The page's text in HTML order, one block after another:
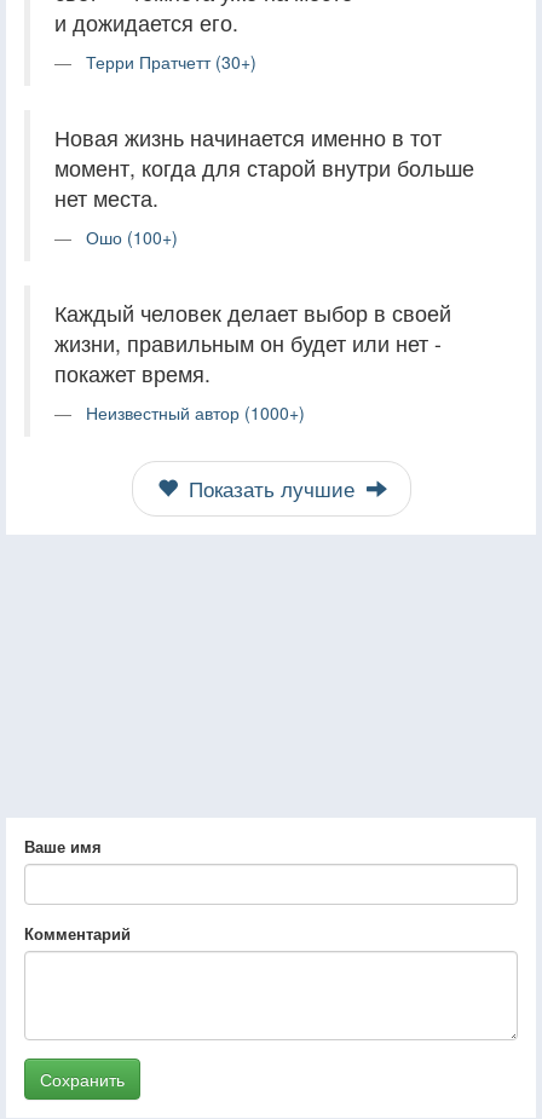
и дожидается его.
Терри Пратчетт (30+)
Новая жизнь начинается именно в тот
момент, когда для старой внутри больше
нет места.
Ошо (100+)
Каждый человек делает выбор в своей
жизни, правильным он будет или нет -
покажет время.
Неизвестный автор (1000+)
Показать лучшие
Ваше имя
Комментарий
Сохранить